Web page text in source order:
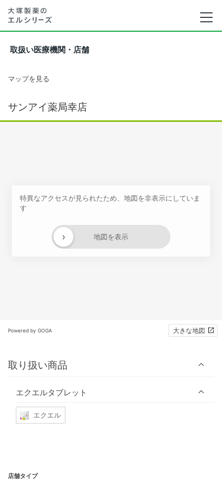
取扱い医療機関・店舗
マップを見る
サンアイ薬局幸店
特異なアクセスが見られたため、地図を非表示にしていま
す
地図を表示
›
Powered by GOGA 大きな地図
取り扱い商品
エクエルタブレット
エクエル
店舗タイプ